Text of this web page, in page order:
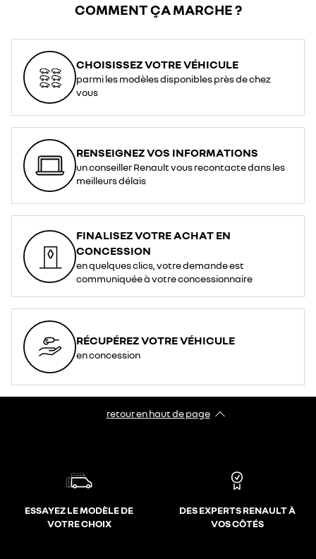
COMMENT ÇA MARCHE ?
CHOISISSEZ VOTRE VÉHICULE
parmi les modèles disponibles près de chez
vous
RENSEIGNEZ VOS INFORMATIONS
un conseiller Renault vous recontacte dans les
meilleurs délais
FINALISEZ VOTRE ACHAT EN
CONCESSION
en quelques clics, votre demande est
communiquée à votre concessionnaire
RÉCUPÉREZ VOTRE VÉHICULE
en concession
retour en haut de page​
ESSAYEZ LE MODÈLE DE
VOTRE CHOIX
DES EXPERTS RENAULT À
VOS CÔTÉS